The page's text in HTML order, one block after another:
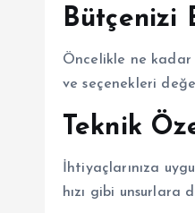
Bütçenizi
Öncelikle ne kadar
ve seçenekleri
Teknik
İhtiyaçlarınıza
hızı gibi unsurlara